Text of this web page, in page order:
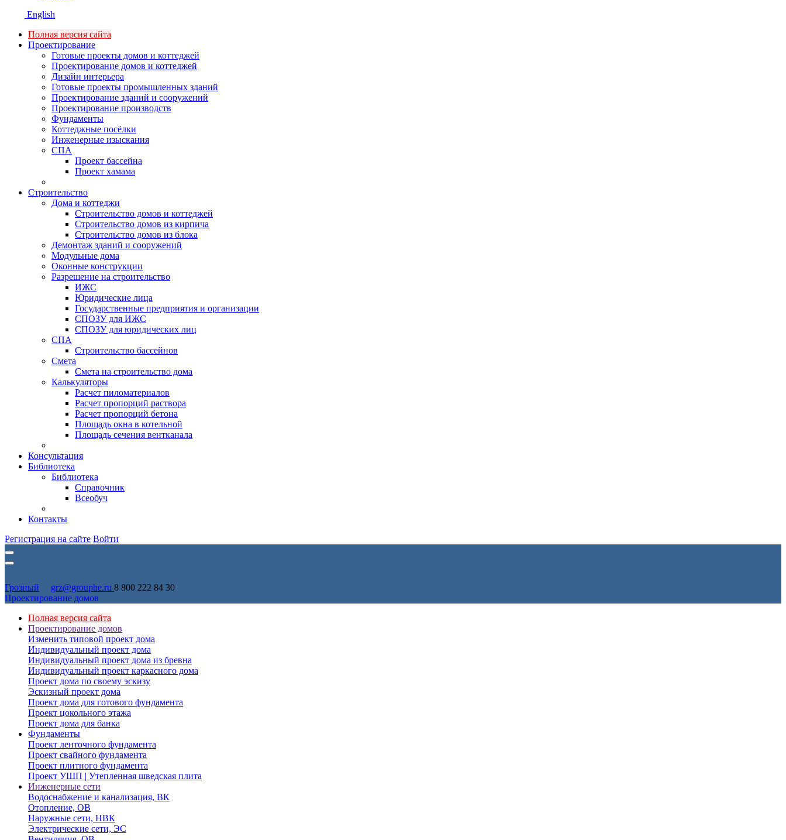
English
Полная версия сайта
Проектирование
Готовые проекты домов и коттеджей
Проектирование домов и коттеджей
Дизайн интерьера
Готовые проекты промышленных зданий
Проектирование зданий и сооружений
Проектирование производств
Фундаменты
Коттеджные посёлки
Инженерные изыскания
СПА
Проект бассейна
Проект хамама
Строительство
Дома и коттеджи
Строительство домов и коттеджей
Строительство домов из кирпича
Строительство домов из блока
Демонтаж зданий и сооружений
Модульные дома
Оконные конструкции
Разрешение на строительство
ИЖС
Юридические лица
Государственные предприятия и организации
СПОЗУ для ИЖС
СПОЗУ для юридических лиц
СПА
Строительство бассейнов
Смета
Смета на строительство дома
Калькуляторы
Расчет пиломатериалов
Расчет пропорций раствора
Расчет пропорций бетона
Площадь окна в котельной
Площадь сечения вентканала
Консультация
Библиотека
Библиотека
Справочник
Всеобуч
Контакты
Регистрация на сайте Войти
Грозный grz@grouphe.ru 8 800 222 84 30
Проектирование домов
Полная версия сайта
Проектирование домов
Изменить типовой проект дома
Индивидуальный проект дома
Индивидуальный проект дома из бревна
Индивидуальный проект каркасного дома
Проект дома по своему эскизу
Эскизный проект дома
Проект дома для готового фундамента
Проект цокольного этажа
Проект дома для банка
Фундаменты
Проект ленточного фундамента
Проект свайного фундамента
Проект плитного фундамента
Проект УШП | Утепленная шведская плита
Инженерные сети
Водоснабжение и канализация, ВК
Отопление, ОВ
Наружные сети, НВК
Электрические сети, ЭС